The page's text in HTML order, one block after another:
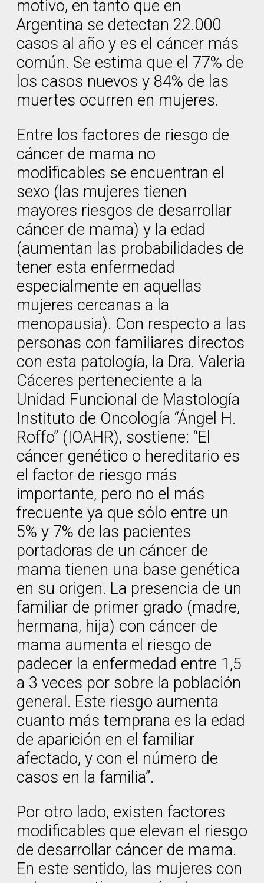
motivo, en tanto que en
Argentina se detectan 22.000
casos al año y es el cáncer más
común. Se estima que el 77% de
los casos nuevos y 84% de las
muertes ocurren en mujeres.
Entre los factores de riesgo de
cáncer de mama no
modificables se encuentran el
sexo (las mujeres tienen
mayores riesgos de desarrollar
cáncer de mama) y la edad
(aumentan las probabilidades de
tener esta enfermedad
especialmente en aquellas
mujeres cercanas a la
menopausia). Con respecto a las
personas con familiares directos
con esta patología, la Dra. Valeria
Cáceres perteneciente a la
Unidad Funcional de Mastología
Instituto de Oncología “Ángel H.
Roffo” (IOAHR), sostiene: “El
cáncer genético o hereditario es
el factor de riesgo más
importante, pero no el más
frecuente ya que sólo entre un
5% y 7% de las pacientes
portadoras de un cáncer de
mama tienen una base genética
en su origen. La presencia de un
familiar de primer grado (madre,
hermana, hija) con cáncer de
mama aumenta el riesgo de
padecer la enfermedad entre 1,5
a 3 veces por sobre la población
general. Este riesgo aumenta
cuanto más temprana es la edad
de aparición en el familiar
afectado, y con el número de
casos en la familia”.
Por otro lado, existen factores
modificables que elevan el riesgo
de desarrollar cáncer de mama.
En este sentido, las mujeres con